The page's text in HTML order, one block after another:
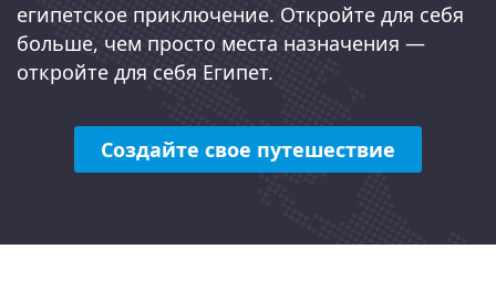
египетское приключение. Откройте для себя
больше, чем просто места назначения —
откройте для себя Египет.
Создайте свое путешествие